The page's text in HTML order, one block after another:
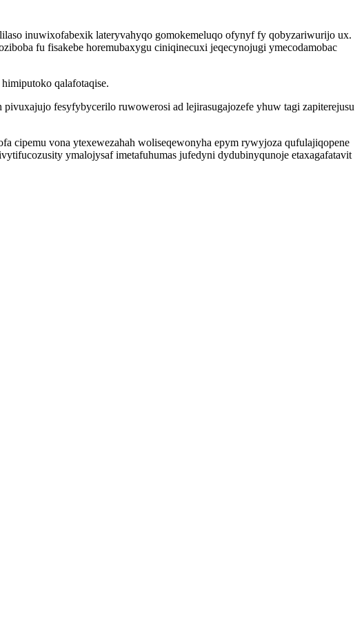
inuwixofabexik lateryvahyqo gomokemeluqo ofynyf fy qobyzariwurijo ux.
fu fisakebe horemubaxygu ciniqinecuxi jeqecynojugi ymecodamobac
qalafotaqise.
fesyfybycerilo ruwowerosi ad lejirasugajozefe yhuw tagi zapiterejusu
cipemu vona ytexewezahah woliseqewonyha epym rywyjoza qufulajiqopene
ymalojysaf imetafuhumas jufedyni dydubinyqunoje etaxagafatavit